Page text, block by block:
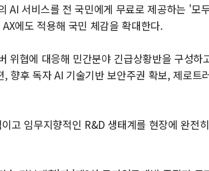
AI 서비스를 전 국민에게 무료로 제공하는 '모
에도 적용해 국민 체감을 확대한다.
위협에 대응해 민간분야 긴급상황반을 구성하
향후 독자 AI 기술기반 보안주권 확보, 제로트
고 임무지향적인 R&D 생태계를 현장에 완전